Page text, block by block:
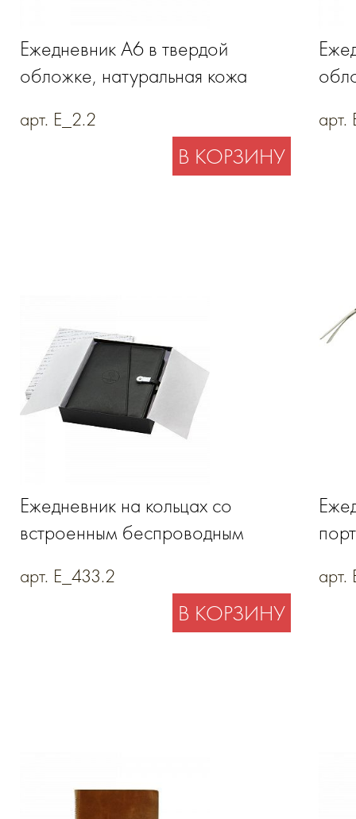
Ежедневник А6 в твердой
обложке, натуральная кожа
арт. E_2.2
В КОРЗИНУ
арт.
Ежедневник на кольцах со
встроенным беспроводным
натуральной кожи
арт. E_433.2
В КОРЗИНУ
арт.